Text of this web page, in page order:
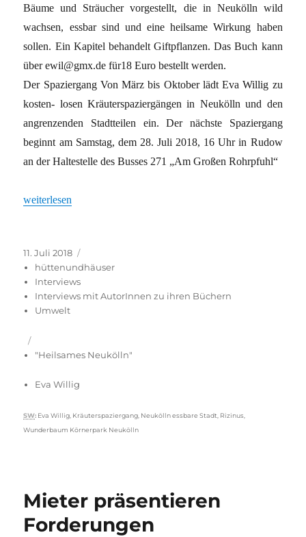
Bäume und Sträucher vorgestellt, die in Neukölln wild
wachsen, essbar sind und eine heilsame Wirkung haben
sollen. Ein Kapitel behandelt Giftpflanzen. Das Buch kann
über ewil@gmx.de für18 Euro bestellt werden.
Der Spaziergang Von März bis Oktober lädt Eva Willig zu
kosten- losen Kräuterspaziergängen in Neukölln und den
angrenzenden Stadtteilen ein. Der nächste Spaziergang
beginnt am Samstag, dem 28. Juli 2018, 16 Uhr in Rudow
an der Haltestelle des Busses 271 „Am Großen Rohrpfuhl“
„„Beerensträucher statt Giftpflanzen!““
weiterlesen
Veröffentlicht
am
11. Juli 2018
hüttenundhäuser
Interviews
Interviews mit AutorInnen zu ihren Büchern
Umwelt
"Heilsames Neukölln"
Eva Willig
Schlagwörter
SW: Eva Willig Kräuterspaziergang Neukölln essbare Stadt Rizinus
Wunderbaum Körnerpark Neukölln
Mieter präsentieren
Forderungen